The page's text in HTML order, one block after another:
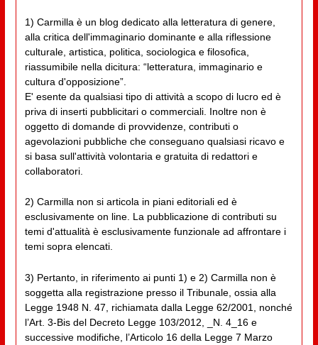
1) Carmilla è un blog dedicato alla letteratura di genere,
alla critica dell'immaginario dominante e alla riflessione
culturale, artistica, politica, sociologica e filosofica,
riassumibile nella dicitura: “letteratura, immaginario e
cultura d'opposizione”.
E' esente da qualsiasi tipo di attività a scopo di lucro ed è
priva di inserti pubblicitari o commerciali. Inoltre non è
oggetto di domande di provvidenze, contributi o
agevolazioni pubbliche che conseguano qualsiasi ricavo e
si basa sull'attività volontaria e gratuita di redattori e
collaboratori.
2) Carmilla non si articola in piani editoriali ed è
esclusivamente on line. La pubblicazione di contributi su
temi d'attualità è esclusivamente funzionale ad affrontare i
temi sopra elencati.
3) Pertanto, in riferimento ai punti 1) e 2) Carmilla non è
soggetta alla registrazione presso il Tribunale, ossia alla
Legge 1948 N. 47, richiamata dalla Legge 62/2001, nonché
l’Art. 3-Bis del Decreto Legge 103/2012, _N. 4_16 e
successive modifiche, l’Articolo 16 della Legge 7 Marzo